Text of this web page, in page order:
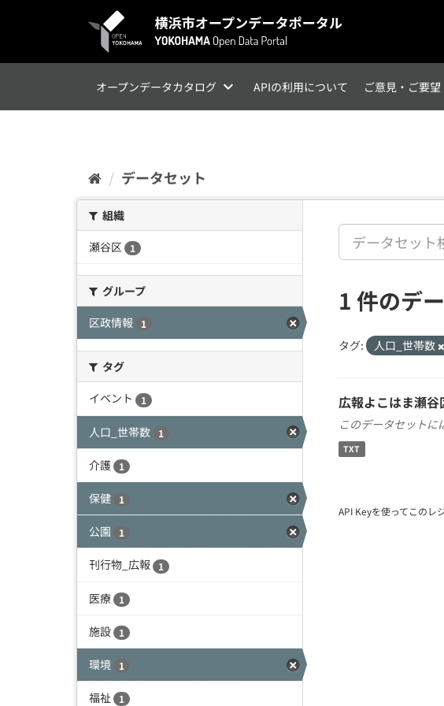
オープンデータカタログ APIの利用について ご意見・ご要望
データセット
組織
瀬谷区
1
グループ
区政情報
1
タグ
イベント
1
人口_世帯数 1
介護 1
保健 1
公園 1
刊行物_広報 1
医療 1
施設 1
環境 1
福祉 1
1 件のデ
タグ: 人口_世帯数
広報よこはま瀬
このデータセットに
TXT
API Keyを使ってこのレ